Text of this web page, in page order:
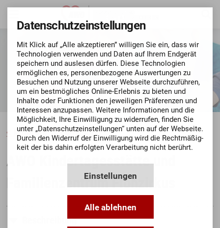
Kitas vor Ort anzeigen
AWO Kindertagesstätte und
Familienzentrum Flohzirkus
Beschreibung
Datenschutz­einstellungen
Mit Klick auf „Alle akzeptieren” willigen Sie ein, dass wir
Techno­logien verwenden und Daten auf Ihrem Endgerät
speichern und auslesen dürfen. Diese Techno­logien
ermög­lichen es, personen­bezo­gene Aus­wertungen zu
Besuchen und Nutzung unserer Webseite durch­zu­führen,
um ein bestmögli­ches Online-Erlebnis zu bieten und
Inhalte oder Funktionen den jeweiligen Präferenzen und
Inte­ressen anzupassen. Weitere Informationen und die
Mög­lich­keit, Ihre Ein­willigung zu widerrufen, finden Sie
unter „Datenschutz­einstellungen“ unten auf der Webseite.
Durch den Widerruf der Ein­willigung wird die Recht­mäßig­
keit der bis dahin erfolgten Verarbeitung nicht berührt.
Alle ablehnen
Einstellungen